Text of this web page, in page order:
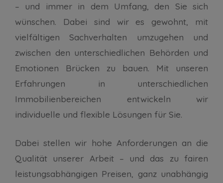
– und immer in dem Umfang, den Sie sich
wünschen. Dabei sind wir es gewohnt, mit
vielfältigen Sachverhalten umzugehen und
zwischen den unterschiedlichen Behörden und
Emotionen Brücken zu bauen. Mit unseren
Erfahrungen in unterschiedlichen
Immobilienbereichen entwickeln wir
individuelle und flexible Lösungen für Sie.
Dabei stellen wir hohe Anforderungen an die
Qualität unserer Arbeit – und das zu fairen
leistungsabhängigen Preisen, ganz unabhängig